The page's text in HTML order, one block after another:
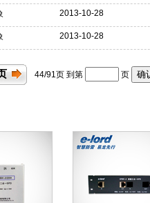
2013-10-28
2013-10-28
44/91页 到第 页